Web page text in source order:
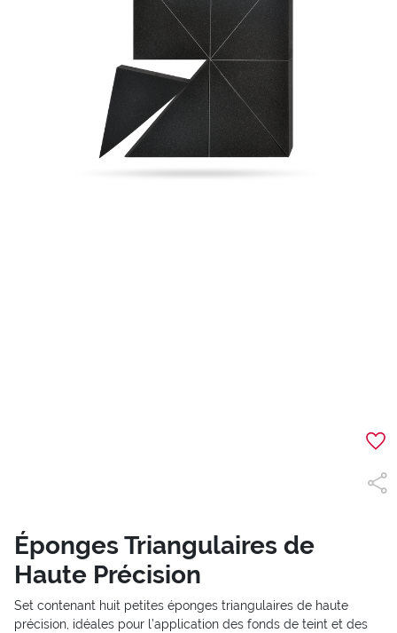
Éponges Triangulaires de
Haute Précision
Set contenant huit petites éponges triangulaires de haute
précision, idéales pour l’application des fonds de teint et des